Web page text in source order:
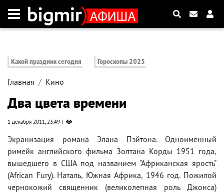
Какой праздник сегодня Гороскопы 2025
Главная Кино
Два цвета времени
1 декабря 2011, 23:49
Экранизация романа Элана Пэйтона. Одноименный
римейк английского фильма Золтана Корды 1951 года,
вышедшего в США под названием "Африканская ярость"
(African Fury). Наталь, Южная Африка, 1946 год. Пожилой
чернокожий священник (великолепная роль Джонса)